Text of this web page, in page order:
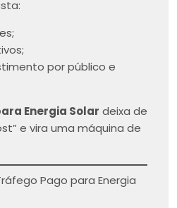
por público e
Energia Solar deixa de
e vira uma máquina de
Pago para Energia